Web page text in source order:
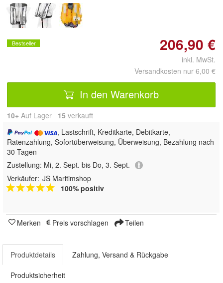
Bestseller 206,90 €
inkl. MwSt.
Versandkosten nur 6,00 €
In den Warenkorb
10+ Auf Lager 15 verkauft
, Lastschrift, Kreditkarte, Debitkarte,
Ratenzahlung, Sofortüberweisung, Überweisung, Bezahlung nach
30 Tagen
Zustellung: Mi, 2. Sept. bis Do, 3. Sept.
Verkäufer: JS Maritimshop
100% positiv
Merken Preis vorschlagen Teilen
Produktdetails Zahlung, Versand & Rückgabe
Produktsicherheit